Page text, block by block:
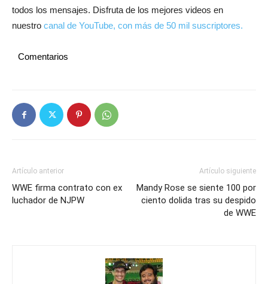
todos los mensajes. Disfruta de los mejores videos en
nuestro canal de YouTube, con más de 50 mil suscriptores.
Comentarios
Artículo anterior
WWE firma contrato con ex
luchador de NJPW
Artículo siguiente
Mandy Rose se siente 100 por
ciento dolida tras su despido
de WWE